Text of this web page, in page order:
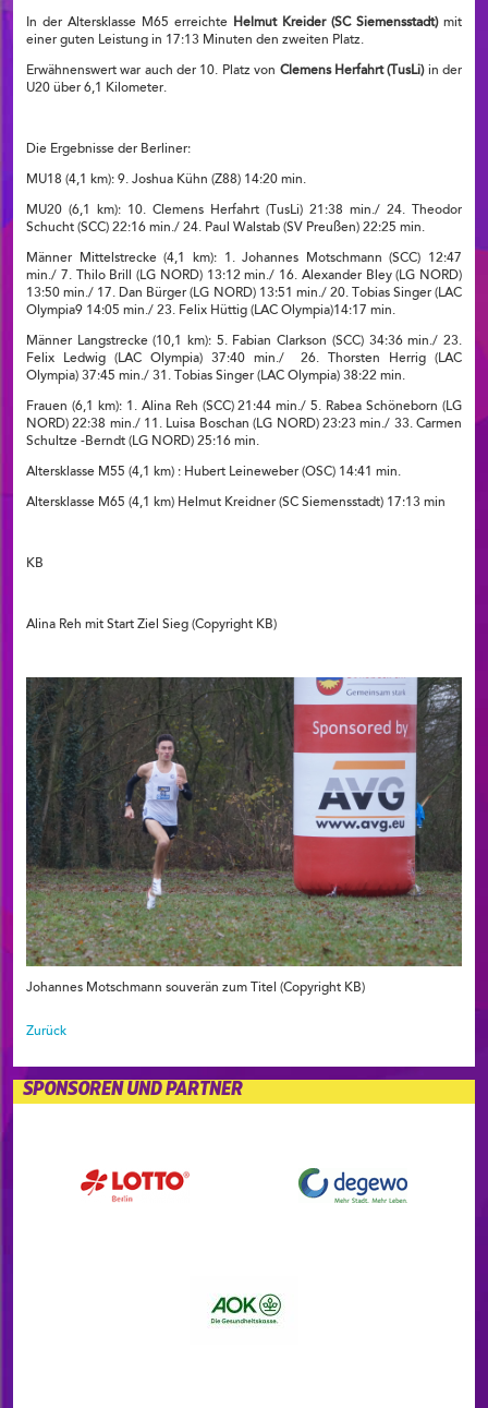
In der Altersklasse M65 erreichte Helmut Kreider (SC Siemensstadt) mit
einer guten Leistung in 17:13 Minuten den zweiten Platz.
Erwähnenswert war auch der 10. Platz von Clemens Herfahrt (TusLi)in der
U20 über 6,1 Kilometer.
Die Ergebnisse der Berliner:
MU18 (4,1 km): 9. Joshua Kühn (Z88) 14:20 min.
MU20 (6,1 km): 10. Clemens Herfahrt (TusLi) 21:38 min./ 24. Theodor
Schucht (SCC) 22:16 min./ 24. Paul Walstab (SV Preußen) 22:25 min.
Männer Mittelstrecke (4,1 km): 1. Johannes Motschmann (SCC) 12:47
min./ 7. Thilo Brill (LG NORD) 13:12 min./ 16. Alexander Bley (LG NORD)
13:50 min./ 17. Dan Bürger (LG NORD) 13:51 min./ 20. Tobias Singer (LAC
Olympia9 14:05 min./ 23. Felix Hüttig (LAC Olympia)14:17 min.
Männer Langstrecke (10,1 km): 5. Fabian Clarkson (SCC) 34:36 min./ 23.
Felix Ledwig (LAC Olympia) 37:40 min./ 26. Thorsten Herrig (LAC
Olympia) 37:45 min./ 31. Tobias Singer (LAC Olympia) 38:22 min.
Frauen (6,1 km): 1. Alina Reh (SCC) 21:44 min./ 5. Rabea Schöneborn (LG
NORD) 22:38 min./ 11. Luisa Boschan (LG NORD) 23:23 min./ 33. Carmen
Schultze -Berndt (LG NORD) 25:16 min.
Altersklasse M55 (4,1 km) : Hubert Leineweber (OSC) 14:41 min.
Altersklasse M65 (4,1 km) Helmut Kreidner (SC Siemensstadt) 17:13 min
KB
Alina Reh mit Start Ziel Sieg (Copyright KB)
Johannes Motschmann souverän zum Titel (Copyright KB)
Zurück
SPONSOREN UND PARTNER